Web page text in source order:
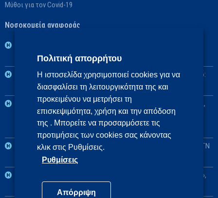
Μύθοι για τον Covid-19
Νοσοκομεία αναφοράς
Αναπληρωματικό: ΓΝ Αθηνών «Ο Ευαγγελισμός»
2η ΥΠΕ: Βασικό: Πανεπιστημιακό ΓΝ «Αττικόν», Αναπληρωματικό:
ΓΝ Ελευσίνας «Θριάσιο»
3η και 4η ΥΠΕ: Βασικό: Πανεπιστημιακό ΓΝ Θεσσαλονίκης ΑΧΕΠΑ,
Αναπληρωματικά: Πανεπιστημιακό ΓΝ Αλεξανδρούπολης, ΓΝ
Πτολεμαΐδας «Μποδοσάκειο»
5η ΥΠΕ: Βασικό: Πανεπιστημιακό ΓΝ Λάρισας, Αναπληρωματικό: ΓΝ
6η ΥΠΕ: Βασικό: Πανεπιστημιακό ΓΝ Πατρών «Παναγιά η Βοήθεια»,
Αναπληρωματικό: Πανεπιστημιακό ΓΝ Ιωαννίνων
Πολιτική απορρήτου
Η ιστοσελίδα χρησιμοποιεί cookies για να
διασφαλίσει τη λειτουργικότητα της και
προκειμένου να μετρήσει τη
επισκεψιμότητα, χρήση και την απόδοση
της . Μπορείτε να προσαρμόσετε τις
προτιμήσεις των cookies σας κάνοντας
κλικ στις Ρυθμίσεις.
Ρυθμίσεις
Απόρριψη